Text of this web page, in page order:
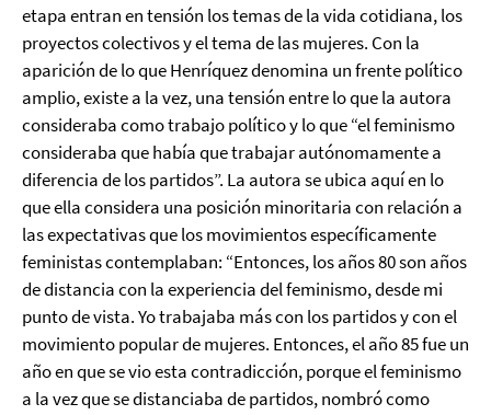
etapa entran en tensión los temas de la vida cotidiana, los
proyectos colectivos y el tema de las mujeres. Con la
aparición de lo que Henríquez denomina un frente político
amplio, existe a la vez, una tensión entre lo que la autora
consideraba como trabajo político y lo que “el feminismo
consideraba que había que trabajar autónomamente a
diferencia de los partidos”. La autora se ubica aquí en lo
que ella considera una posición minoritaria con relación a
las expectativas que los movimientos específicamente
feministas contemplaban: “Entonces, los años 80 son años
de distancia con la experiencia del feminismo, desde mi
punto de vista. Yo trabajaba más con los partidos y con el
movimiento popular de mujeres. Entonces, el año 85 fue un
año en que se vio esta contradicción, porque el feminismo
a la vez que se distanciaba de partidos, nombró como